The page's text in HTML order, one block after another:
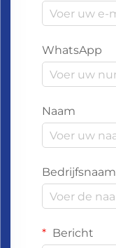
WhatsApp
Naam
Bedrijfsnaam
Bericht